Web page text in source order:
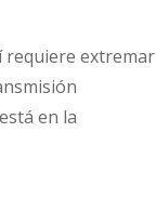
requiere extremar
en la